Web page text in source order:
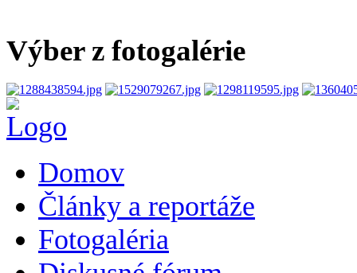
Výber z fotogalérie
Domov
Články a reportáže
Fotogaléria